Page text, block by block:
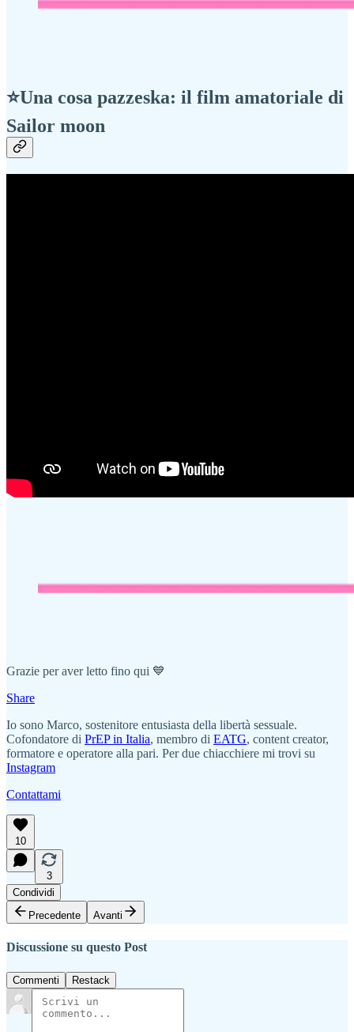
⭐Una cosa pazzeska: il film amatoriale di
Sailor moon
Grazie per aver letto fino qui 💙
Share
Io sono Marco, sostenitore entusiasta della libertà sessuale.
Cofondatore di PrEP in Italia, membro di EATG, content creator,
formatore e operatore alla pari. Per due chiacchiere mi trovi su
Instagram
Contattami
10
3
Condividi
Precedente
Avanti
Discussione su questo Post
Commenti Restack